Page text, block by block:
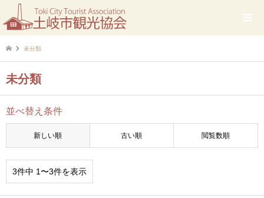
未分類
未分類
並べ替え条件
新しい順 古い順 閲覧数順
3件中 1〜3件を表示